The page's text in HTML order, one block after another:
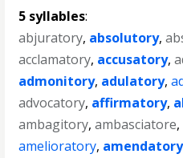
5 syllables:
abjuratory, absolutory,
acclamatory, accusatory,
admonitory, adulatory,
advocatory, affirmatory,
ambagitory,ambasciatore,
amelioratory, amendatory